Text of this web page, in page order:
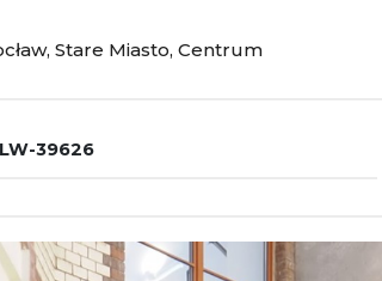
Stare Miasto, Centrum
39626